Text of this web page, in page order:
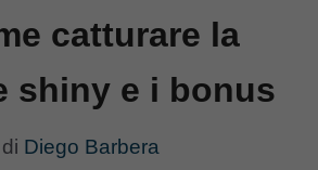
catturare la
shiny e i bonus
di Diego Barbera